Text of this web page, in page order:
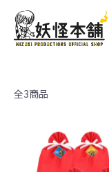
全3商品